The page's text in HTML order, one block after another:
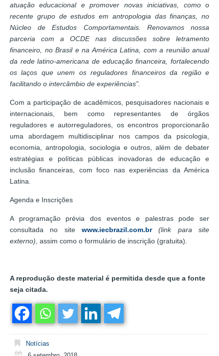
atuação educacional e promover novas iniciativas, como o
recente grupo de estudos em antropologia das finanças, no
Núcleo de Estudos Comportamentais. Renovamos nossa
parceria com a OCDE nas discussões sobre letramento
financeiro, no Brasil e na América Latina, com a reunião anual
da rede latino-americana de educação financeira, fortalecendo
os laços que unem os reguladores financeiros da região e
facilitando o intercâmbio de experiências”.
Com a participação de acadêmicos, pesquisadores nacionais e
internacionais, bem como representantes de órgãos
reguladores e autorreguladores, os encontros proporcionarão
uma abordagem multidisciplinar nos campos da psicologia,
economia, antropologia, sociologia e outros, além de debater
estratégias e políticas públicas inovadoras de educação e
inclusão financeiras, com foco nas experiências da América
Latina.
Agenda e Inscrições
A programação prévia dos eventos e palestras pode ser
consultada no site www.iecbrazil.com.br
(link para site
externo) , assim como o formulário de inscrição (gratuita).
A reprodução deste material é permitida desde que a fonte
seja citada.
Notícias